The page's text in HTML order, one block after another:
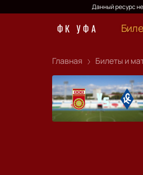
Данный ресурс
ФК УФА
Главная Билеты и